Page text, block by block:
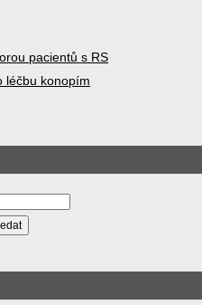
pacientů s RS
léčbu konopím